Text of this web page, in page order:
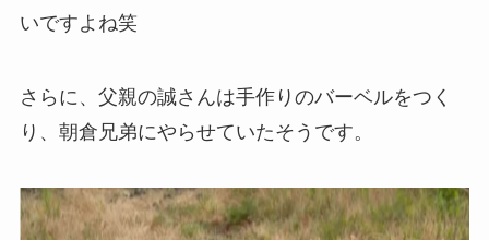
いですよね笑
さらに、父親の誠さんは手作りのバーベルをつく
り、朝倉兄弟にやらせていたそうです。